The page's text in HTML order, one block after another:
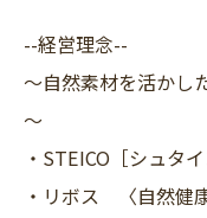
--経営理念--
～自然素材を活かし
～
・STEICO［シュタ
・リボス 〈自然健